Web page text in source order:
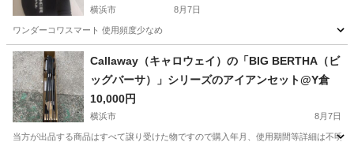
横浜市 8月7日
ワンダーコワスマート 使用頻度少なめ
神奈川 横浜市 Callaway（キャロウェイ）の「BIG BERTHA（ビ
ッグバーサ）」シリーズのアイアンセット@Y倉
10,000円
横浜市 8月7日
当方が出品する商品はすべて譲り受けた物ですので購入年月、使用期間等詳細は不明